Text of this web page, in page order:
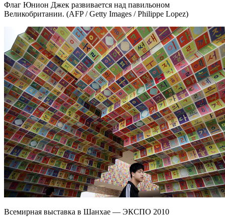
Флаг Юнион Джек развивается над павильоном
Великобритании. (AFP / Getty Images / Philippe Lopez)
Всемирная выставка в Шанхае — ЭКСПО 2010